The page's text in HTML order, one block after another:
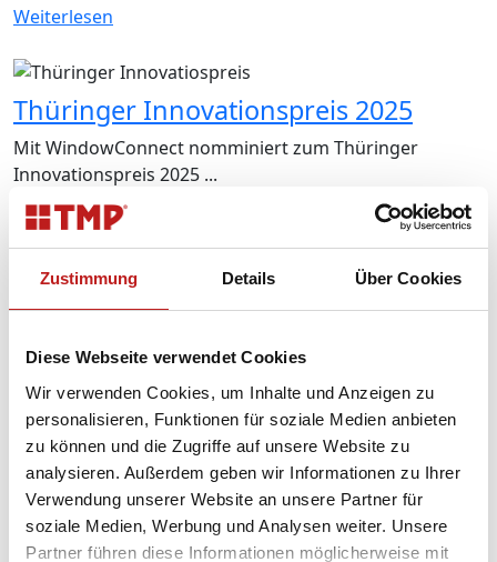
Zustimmung Details Über Cookies
Diese Webseite verwendet Cookies
Wir verwenden Cookies, um Inhalte und Anzeigen zu
personalisieren, Funktionen für soziale Medien anbieten
zu können und die Zugriffe auf unsere Website zu
analysieren. Außerdem geben wir Informationen zu Ihrer
Verwendung unserer Website an unsere Partner für
soziale Medien, Werbung und Analysen weiter. Unsere
Partner führen diese Informationen möglicherweise mit
Weiterlesen
Thüringer Innovationspreis 2025
Mit WindowConnect nomminiert zum Thüringer
Innovationspreis 2025 ...
Weiterlesen
TMP auf Berliner Innovationsmesse
TMP präsentiert Heizglasfenster beim Berlin Institute of
Weiterlesen
New Talents on Board
Wir starten in dieses Ausbildungsjahr mit viel